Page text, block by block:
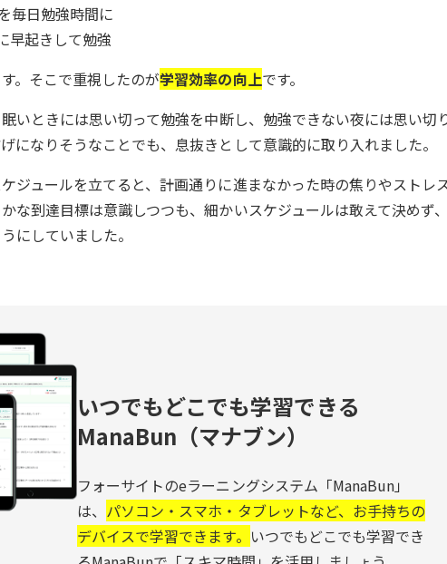
毎日勉強時間に
早起きして勉強
。そこで重視したのが学習効率の向上です。
いときには思い切って勉強を中断し、勉強できない夜には思い切
になりそうなことでも、息抜きとして意識的に取り入れました。
ジュールを立てると、計画通りに進まなかった時の焦りやストレ
な到達目標は意識しつつも、細かいスケジュールは敢えて決めず、
にしていました。
いつでもどこでも学習できる
ManaBun（マナブン）
フォーサイトのeラーニングシステム「ManaBun」
は、 パソコン・スマホ・タブレットなど、お手持ちの
デバイスで学習できます。 いつでもどこでも学習でき